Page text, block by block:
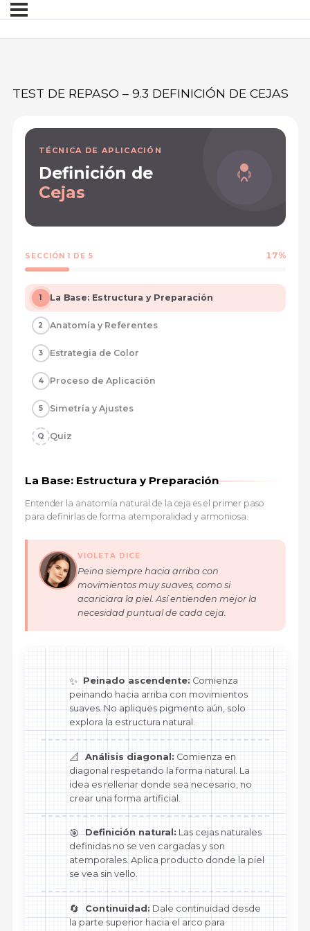
TEST DE REPASO – 9.3 DEFINICIÓN DE CEJAS
TÉCNICA DE APLICACIÓN
Definición de
Cejas
SECCIÓN 1 DE 5 17%
1 La Base: Estructura y Preparación
2 Anatomía y Referentes
3 Estrategia de Color
4 Proceso de Aplicación
5 Simetría y Ajustes
Q Quiz
La Base: Estructura y Preparación
Entender la anatomía natural de la ceja es el primer paso
para definirlas de forma atemporalidad y armoniosa.
VIOLETA DICE
Peina siempre hacia arriba con
movimientos muy suaves, como si
acariciara la piel. Así entienden mejor la
necesidad puntual de cada ceja.
✨ Peinado ascendente: Comienza
peinando hacia arriba con movimientos
suaves. No apliques pigmento aún, solo
explora la estructura natural.
📐 Análisis diagonal: Comienza en
diagonal respetando la forma natural. La
idea es rellenar donde sea necesario, no
crear una forma artificial.
🎯 Definición natural:Las cejas naturales
definidas no se ven cargadas y son
atemporales. Aplica producto donde la piel
se vea sin vello.
🔄 Continuidad: Dale continuidad desde
la parte superior hacia el arco para